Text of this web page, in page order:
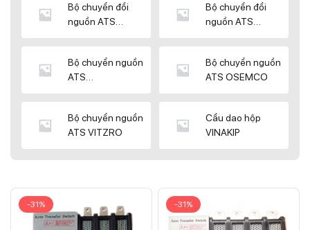
Bộ chuyển đổi
nguồn ATS
Bộ chuyển đổi
nguồn ATS
Bộ chuyển nguồn
ATS
Bộ chuyển nguồn
ATS OSEMCO
Bộ chuyển nguồn
ATS VITZRO
Cầu dao hộp
VINAKIP
-31% -31%